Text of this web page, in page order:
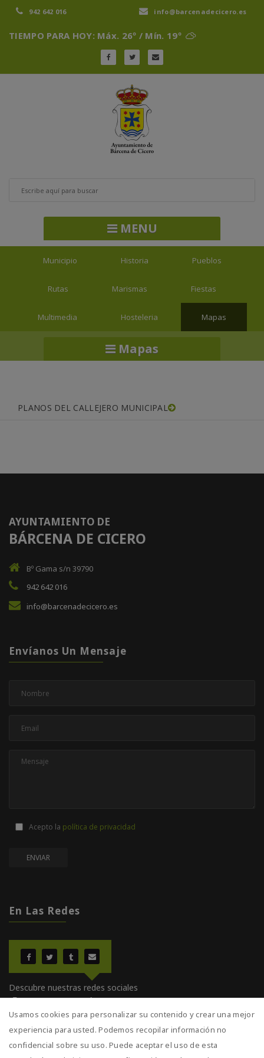
942 642 016 info@barcenadecicero.es
TIEMPO PARA HOY: Máx. 26º / Mín. 19º
MENU
Municipio Historia Pueblos
Rutas Marismas Fiestas
Multimedia Hosteleria Mapas
Mapas
PLANOS DEL CALLEJERO MUNICIPAL
AYUNTAMIENTO DE
BÁRCENA DE CICERO
Bº Gama s/n 39790
942 642 016
info@barcenadecicero.es
Envíanos Un Mensaje
Acepto la política de privacidad
En Las Redes
Descubre nuestras redes sociales
¡Entra y comparte!
Usamos cookies para personalizar su contenido y crear una mejor
experiencia para usted. Podemos recopilar información no
confidencial sobre su uso. Puede aceptar el uso de esta